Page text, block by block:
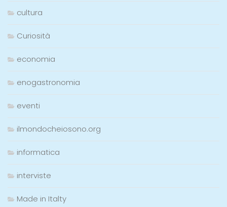
cultura
Curiosità
economia
enogastronomia
eventi
ilmondocheiosono.org
informatica
interviste
Made in Italty